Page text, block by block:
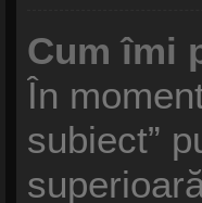
Cum îmi
În
subiect”